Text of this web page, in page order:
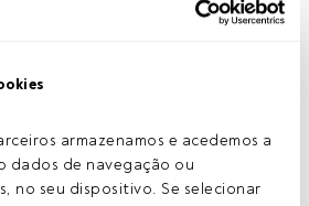
armazenamos e acedemos a
dados de navegação ou
no seu dispositivo. Se selecionar